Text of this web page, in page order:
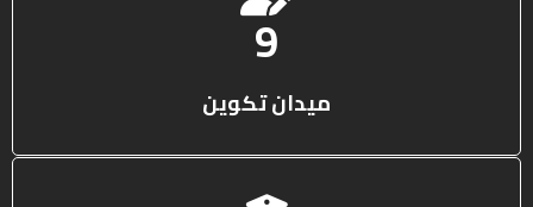
13
ميدان تكوين